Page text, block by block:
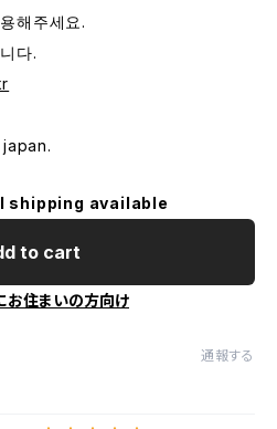
해주세요.
다.
shipping available
to cart
お住まいの方向け
通報する